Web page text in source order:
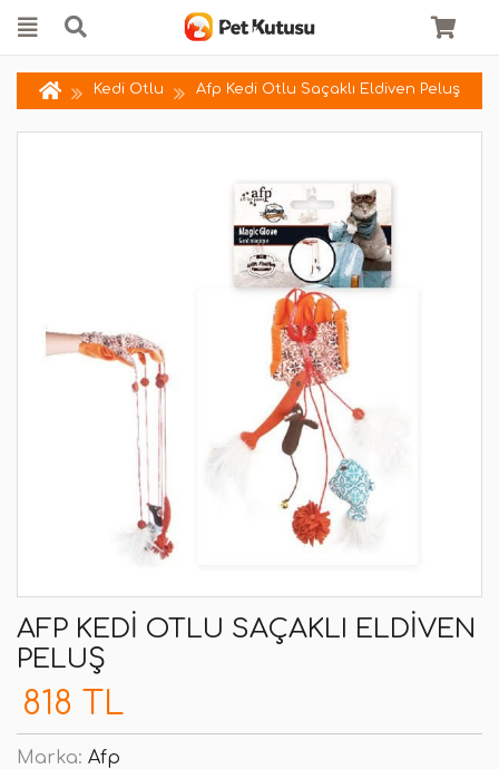
Kedi Otlu Afp Kedi Otlu Saçaklı Eldiven Peluş
AFP KEDI OTLU SAÇAKLI ELDIVEN
PELUŞ
818 TL
Marka: Afp